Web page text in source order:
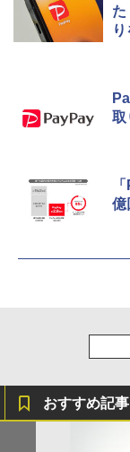
た
り
取
億
おすすめ記事